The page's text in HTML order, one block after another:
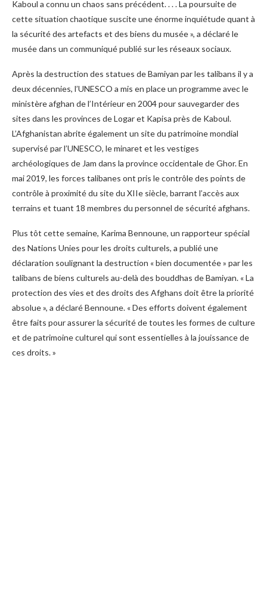
Kaboul a connu un chaos sans précédent. . . . La poursuite de
cette situation chaotique suscite une énorme inquiétude quant à
la sécurité des artefacts et des biens du musée », a déclaré le
musée dans un communiqué publié sur les réseaux sociaux.
Après la destruction des statues de Bamiyan par les talibans il y a
deux décennies, l’UNESCO a mis en place un programme avec le
ministère afghan de l’Intérieur en 2004 pour sauvegarder des
sites dans les provinces de Logar et Kapisa près de Kaboul.
L’Afghanistan abrite également un site du patrimoine mondial
supervisé par l’UNESCO, le minaret et les vestiges
archéologiques de Jam dans la province occidentale de Ghor. En
mai 2019, les forces talibanes ont pris le contrôle des points de
contrôle à proximité du site du XIIe siècle, barrant l’accès aux
terrains et tuant 18 membres du personnel de sécurité afghans.
Plus tôt cette semaine, Karima Bennoune, un rapporteur spécial
des Nations Unies pour les droits culturels, a publié une
déclaration soulignant la destruction « bien documentée » par les
talibans de biens culturels au-delà des bouddhas de Bamiyan. « La
protection des vies et des droits des Afghans doit être la priorité
absolue », a déclaré Bennoune. « Des efforts doivent également
être faits pour assurer la sécurité de toutes les formes de culture
et de patrimoine culturel qui sont essentielles à la jouissance de
ces droits. »